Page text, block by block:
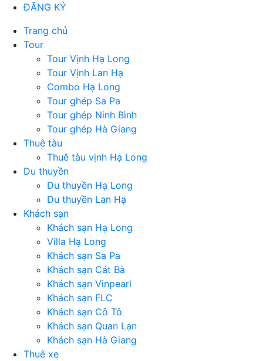
ĐĂNG KÝ
Trang chủ
Tour
Tour Vịnh Hạ Long
Tour Vịnh Lan Hạ
Combo Hạ Long
Tour ghép Sa Pa
Tour ghép Ninh Bình
Tour ghép Hà Giang
Thuê tàu
Thuê tàu vịnh Hạ Long
Du thuyền
Du thuyền Hạ Long
Du thuyền Lan Hạ
Khách sạn
Khách sạn Hạ Long
Villa Hạ Long
Khách sạn Sa Pa
Khách sạn Cát Bà
Khách sạn Vinpearl
Khách sạn FLC
Khách sạn Cô Tô
Khách sạn Quan Lạn
Khách sạn Hà Giang
Thuê xe